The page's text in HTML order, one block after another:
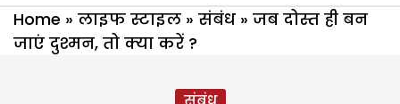
Home » लाइफ स्टाइल » संबंध » जब दोस्त ही बन
जाएं दुश्मन, तो क्या करें ?